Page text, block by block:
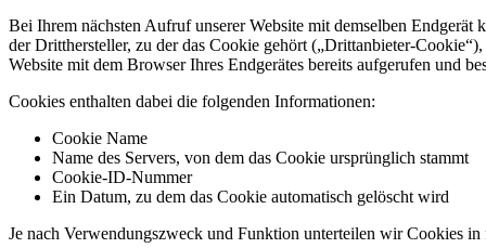
Bei Ihrem nächsten Aufruf unserer Website mit demselben
der Dritthersteller, zu der das Cookie gehört („Drittanbieter-
Website mit dem Browser Ihres Endgerätes bereits aufgerufen und
Cookies enthalten dabei die folgenden Informationen:
Cookie Name
Name des Servers, von dem das Cookie ursprünglich stammt
Cookie-ID-Nummer
Ein Datum, zu dem das Cookie automatisch gelöscht wird
Je nach Verwendungszweck und Funktion unterteilen wir Cookies